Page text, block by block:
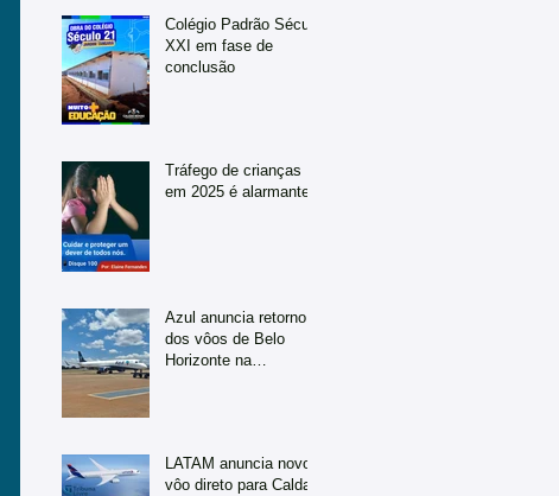
Colégio Padrão Século
XXI em fase de
conclusão
Tráfego de crianças
em 2025 é alarmante
Azul anuncia retorno
dos vôos de Belo
Horizonte na
LATAM anuncia novo
vôo direto para Caldas